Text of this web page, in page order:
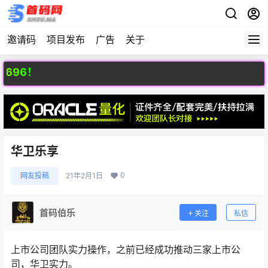
邀请码 项目发布 广告 关于
！
华卫乐享
网友投稿 21年2月1日 0
首码伯乐 关注 私信
上市公司团队实力操作，之前已经成功推动三家上市公
司，华卫实力。